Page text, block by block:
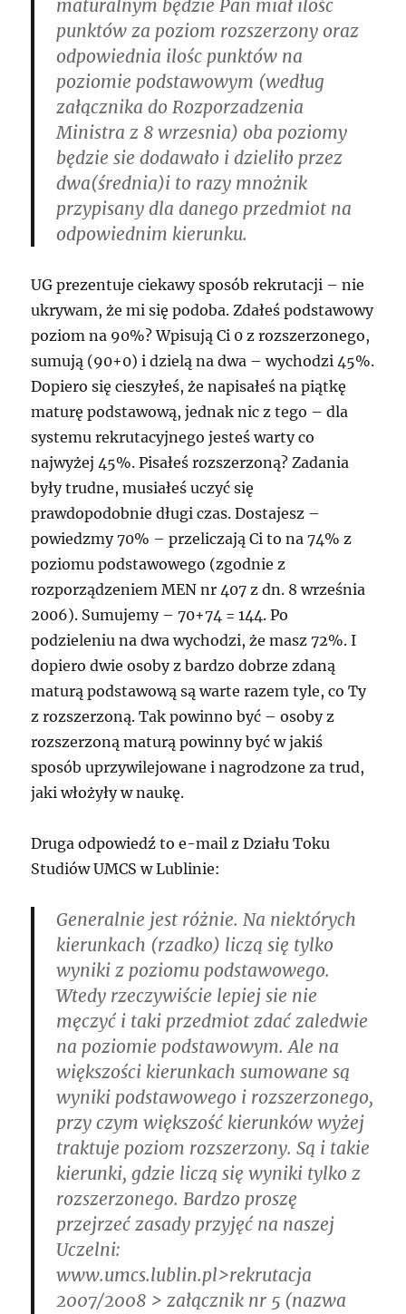
maturalnym będzie Pan miał ilośc
punktów za poziom rozszerzony oraz
odpowiednia ilośc punktów na
poziomie podstawowym (według
załącznika do Rozporzadzenia
Ministra z 8 wrzesnia) oba poziomy
będzie sie dodawało i dzieliło przez
dwa(średnia)i to razy mnożnik
przypisany dla danego przedmiot na
odpowiednim kierunku.
UG prezentuje ciekawy sposób rekrutacji – nie
ukrywam, że mi się podoba. Zdałeś podstawowy
poziom na 90%? Wpisują Ci 0 z rozszerzonego,
sumują (90+0) i dzielą na dwa – wychodzi 45%.
Dopiero się cieszyłeś, że napisałeś na piątkę
maturę podstawową, jednak nic z tego – dla
systemu rekrutacyjnego jesteś warty co
najwyżej 45%. Pisałeś rozszerzoną? Zadania
były trudne, musiałeś uczyć się
prawdopodobnie długi czas. Dostajesz –
powiedzmy 70% – przeliczają Ci to na 74% z
poziomu podstawowego (zgodnie z
rozporządzeniem MEN nr 407 z dn. 8 września
2006). Sumujemy – 70+74 = 144. Po
podzieleniu na dwa wychodzi, że masz 72%. I
dopiero dwie osoby z bardzo dobrze zdaną
maturą podstawową są warte razem tyle, co Ty
z rozszerzoną. Tak powinno być – osoby z
rozszerzoną maturą powinny być w jakiś
sposób uprzywilejowane i nagrodzone za trud,
jaki włożyły w naukę.
Druga odpowiedź to e-mail z Działu Toku
Studiów UMCS w Lublinie:
Generalnie jest różnie. Na niektórych
kierunkach (rzadko) liczą się tylko
wyniki z poziomu podstawowego.
Wtedy rzeczywiście lepiej sie nie
męczyć i taki przedmiot zdać zaledwie
na poziomie podstawowym. Ale na
większości kierunkach sumowane są
wyniki podstawowego i rozszerzonego,
przy czym większość kierunków wyżej
traktuje poziom rozszerzony. Są i takie
kierunki, gdzie liczą się wyniki tylko z
rozszerzonego. Bardzo proszę
przejrzeć zasady przyjęć na naszej
Uczelni:
www.umcs.lublin.pl>rekrutacja
2007/2008 > załącznik nr 5 (nazwa